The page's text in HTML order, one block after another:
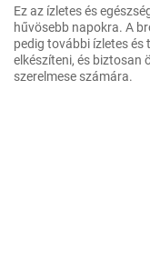
Ez az ízletes és
hűvösebb napokra. A
pedig további ízletes és
elkészíteni, és biztosan
szerelmese számára.